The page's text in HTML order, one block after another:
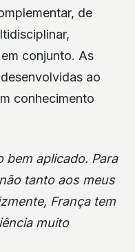
de
conjunto. As
ao
conhecimento
bem aplicado. Para
tanto aos meus
França tem
muito